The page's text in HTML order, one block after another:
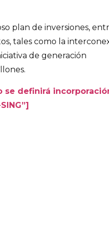
plan de inversiones,
tales como la
de generación
se definirá